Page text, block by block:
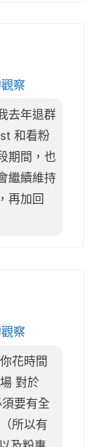
察
去年退群
和看粉
期間，也
繼續維持
再加回
察
花時間
對於
要有全
所以有